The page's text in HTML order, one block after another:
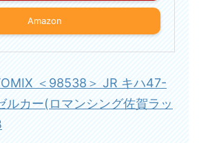
Amazon
＜98538＞ JR キハ47-
ルカー(ロマンシング佐賀ラッ